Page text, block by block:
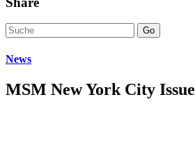
Go
News
MSM New York City Issue